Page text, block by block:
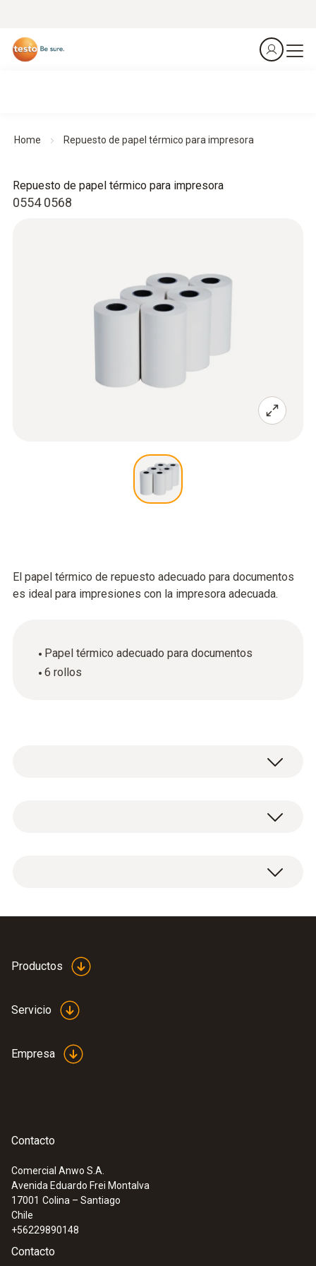
Home Repuesto de papel térmico para impresora
0554 0568
Repuesto de papel térmico para impresora
El papel térmico de repuesto adecuado para documentos
es ideal para impresiones con la impresora adecuada.
Papel térmico adecuado para documentos
6 rollos
blanco
:0554 0620
Impresora BLUETOOTH®/IRDA
Productos
Servicio
Empresa
Contacto
Comercial Anwo S.A.
Avenida Eduardo Frei Montalva
17001 Colina – Santiago
Chile
+56229890148
Contacto